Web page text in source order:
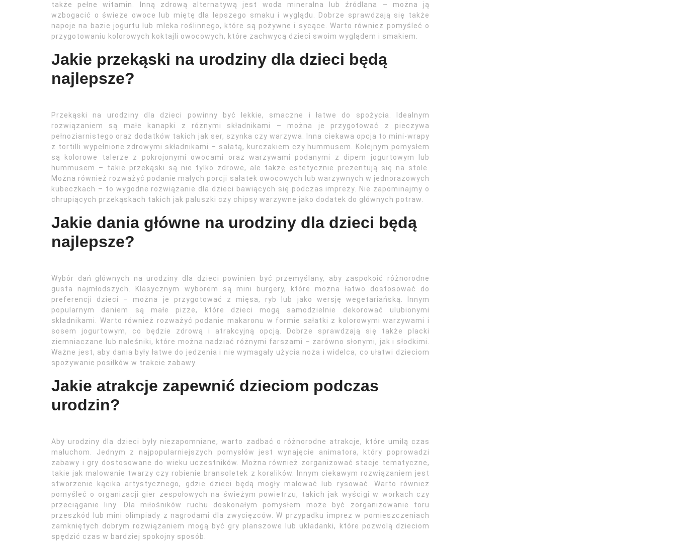
także pełne witamin. Inną zdrową alternatywą jest woda mineralna lub źródlana – można ją
wzbogacić o świeże owoce lub miętę dla lepszego smaku i wyglądu. Dobrze sprawdzają się także
napoje na bazie jogurtu lub mleka roślinnego, które są pożywne i sycące. Warto również pomyśleć o
przygotowaniu kolorowych koktajli owocowych, które zachwycą dzieci swoim wyglądem i smakiem.
Jakie przekąski na urodziny dla dzieci będą
najlepsze?
Przekąski na urodziny dla dzieci powinny być lekkie, smaczne i łatwe do spożycia. Idealnym
rozwiązaniem są małe kanapki z różnymi składnikami – można je przygotować z pieczywa
pełnoziarnistego oraz dodatków takich jak ser, szynka czy warzywa. Inna ciekawa opcja to mini-wrapy
z tortilli wypełnione zdrowymi składnikami – sałatą, kurczakiem czy hummusem. Kolejnym pomysłem
są kolorowe talerze z pokrojonymi owocami oraz warzywami podanymi z dipem jogurtowym lub
hummusem – takie przekąski są nie tylko zdrowe, ale także estetycznie prezentują się na stole.
Można również rozważyć podanie małych porcji sałatek owocowych lub warzywnych w jednorazowych
kubeczkach – to wygodne rozwiązanie dla dzieci bawiących się podczas imprezy. Nie zapominajmy o
chrupiących przekąskach takich jak paluszki czy chipsy warzywne jako dodatek do głównych potraw.
Jakie dania główne na urodziny dla dzieci będą
najlepsze?
Wybór dań głównych na urodziny dla dzieci powinien być przemyślany, aby zaspokoić różnorodne
gusta najmłodszych. Klasycznym wyborem są mini burgery, które można łatwo dostosować do
preferencji dzieci – można je przygotować z mięsa, ryb lub jako wersję wegetariańską. Innym
popularnym daniem są małe pizze, które dzieci mogą samodzielnie dekorować ulubionymi
składnikami. Warto również rozważyć podanie makaronu w formie sałatki z kolorowymi warzywami i
sosem jogurtowym, co będzie zdrową i atrakcyjną opcją. Dobrze sprawdzają się także placki
ziemniaczane lub naleśniki, które można nadziać różnymi farszami – zarówno słonymi, jak i słodkimi.
Ważne jest, aby dania były łatwe do jedzenia i nie wymagały użycia noża i widelca, co ułatwi dzieciom
spożywanie posiłków w trakcie zabawy.
Jakie atrakcje zapewnić dzieciom podczas
urodzin?
Aby urodziny dla dzieci były niezapomniane, warto zadbać o różnorodne atrakcje, które umilą czas
maluchom. Jednym z najpopularniejszych pomysłów jest wynajęcie animatora, który poprowadzi
zabawy i gry dostosowane do wieku uczestników. Można również zorganizować stacje tematyczne,
takie jak malowanie twarzy czy robienie bransoletek z koralików. Innym ciekawym rozwiązaniem jest
stworzenie kącika artystycznego, gdzie dzieci będą mogły malować lub rysować. Warto również
pomyśleć o organizacji gier zespołowych na świeżym powietrzu, takich jak wyścigi w workach czy
przeciąganie liny. Dla miłośników ruchu doskonałym pomysłem może być zorganizowanie toru
przeszkód lub mini olimpiady z nagrodami dla zwycięzców. W przypadku imprez w pomieszczeniach
zamkniętych dobrym rozwiązaniem mogą być gry planszowe lub układanki, które pozwolą dzieciom
spędzić czas w bardziej spokojny sposób.